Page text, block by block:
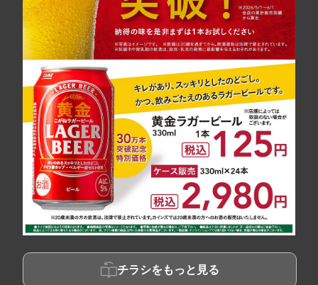
チラシをもっと見る